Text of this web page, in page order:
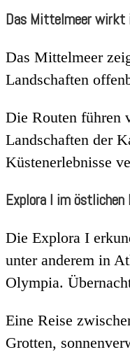
Das Mittelmeer wirkt
Das Mittelmeer
Landschaften
Die Routen führen
Landschaften der
Küstenerlebnisse
Explora I im
Die Explora I
unter anderem in
Olympia.
Eine Reise
Grotten,